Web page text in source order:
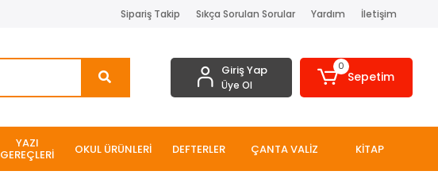
Sipariş Takip Sıkça Sorulan Sorular Yardım İletişim
Giriş Yap
Üye Ol
0
Sepetim
YAZI
GEREÇLERİ OKUL ÜRÜNLERİ DEFTERLER ÇANTA VALİZ KİTAP